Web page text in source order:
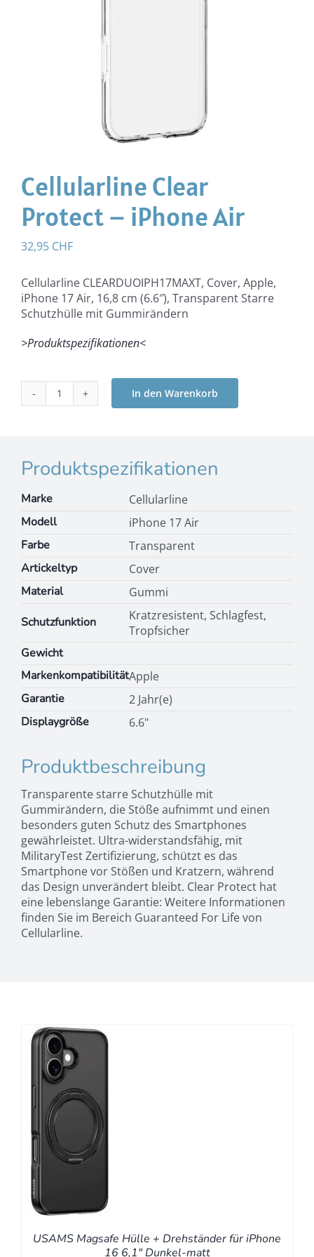
Cellularline Clear
Protect – iPhone Air
32,95 CHF
Cellularline CLEARDUOIPH17MAXT, Cover, Apple,
iPhone 17 Air, 16,8 cm (6.6″), Transparent Starre
Schutzhülle mit Gummirändern
>Produktspezifikationen<
Cellularline
iPhone
Air
In den Warenkorb
Produktspezifikationen
Marke
Cellularline
Modell
iPhone 17 Air
Farbe
Transparent
Artickeltyp
Cover
Material
Gummi
Schutzfunktion
Kratzresistent, Schlagfest,
Tropfsicher
Gewicht
MarkenkompatibilitätApple
Garantie
2 Jahr(e)
Displaygröße
6.6"
Produktbeschreibung
Transparente starre Schutzhülle mit
Gummirändern, die Stöße aufnimmt und einen
besonders guten Schutz des Smartphones
gewährleistet. Ultra-widerstandsfähig, mit
MilitaryTest Zertifizierung, schützt es das
Smartphone vor Stößen und Kratzern, während
das Design unverändert bleibt. Clear Protect hat
eine lebenslange Garantie: Weitere Informationen
finden Sie im Bereich Guaranteed For Life von
Cellularline.
USAMS Magsafe Hülle + Drehständer für iPhone
16 6,1″ Dunkel-matt